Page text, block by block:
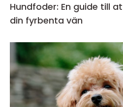
Hundfoder: En guide till
din fyrbenta vän